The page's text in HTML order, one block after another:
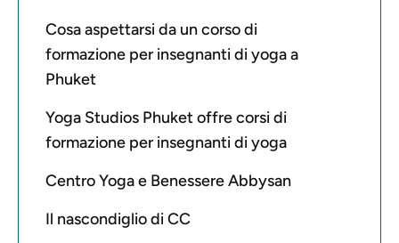
Cosa aspettarsi da un corso di
formazione per insegnanti di yoga a
Phuket
Yoga Studios Phuket offre corsi di
formazione per insegnanti di yoga
Centro Yoga e Benessere Abbysan
Il nascondiglio di CC